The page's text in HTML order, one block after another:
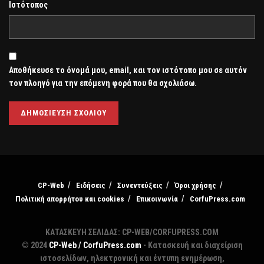
Ιστότοπος
Αποθήκευσε το όνομά μου, email, και τον ιστότοπο μου σε αυτόν
τον πλοηγό για την επόμενη φορά που θα σχολιάσω.
CP-Web Ειδήσεις Συνεντεύξεις
Όροι χρήσης
Πολιτική απορρήτου και cookies
Επικοινωνία CorfuPress.com
ΚΑΤΑΣΚΕΥΗ ΣΕΛΙΔΑΣ: CP-WEB/CORFUPRESS.COM
© 2024 CP-Web / CorfuPress.com - Κατασκευή και διαχείριση
ιστοσελίδων, ηλεκτρονική και έντυπη ενημέρωση,